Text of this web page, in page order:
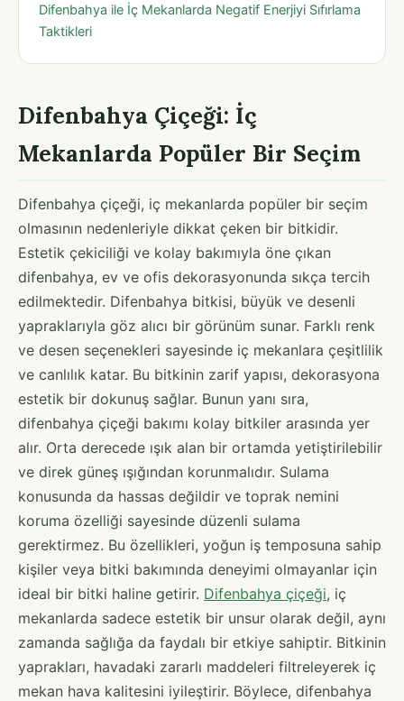
Difenbahya ile İç Mekanlarda Negatif Enerjiyi Sıfırlama
Taktikleri
Difenbahya Çiçeği: İç
Mekanlarda Popüler Bir Seçim
Difenbahya çiçeği, iç mekanlarda popüler bir seçim
olmasının nedenleriyle dikkat çeken bir bitkidir.
Estetik çekiciliği ve kolay bakımıyla öne çıkan
difenbahya, ev ve ofis dekorasyonunda sıkça tercih
edilmektedir. Difenbahya bitkisi, büyük ve desenli
yapraklarıyla göz alıcı bir görünüm sunar. Farklı renk
ve desen seçenekleri sayesinde iç mekanlara çeşitlilik
ve canlılık katar. Bu bitkinin zarif yapısı, dekorasyona
estetik bir dokunuş sağlar. Bunun yanı sıra,
difenbahya çiçeği bakımı kolay bitkiler arasında yer
alır. Orta derecede ışık alan bir ortamda yetiştirilebilir
ve direk güneş ışığından korunmalıdır. Sulama
konusunda da hassas değildir ve toprak nemini
koruma özelliği sayesinde düzenli sulama
gerektirmez. Bu özellikleri, yoğun iş temposuna sahip
kişiler veya bitki bakımında deneyimi olmayanlar için
ideal bir bitki haline getirir. Difenbahya çiçeği, iç
mekanlarda sadece estetik bir unsur olarak değil, aynı
zamanda sağlığa da faydalı bir etkiye sahiptir. Bitkinin
yaprakları, havadaki zararlı maddeleri filtreleyerek iç
mekan hava kalitesini iyileştirir. Böylece, difenbahya